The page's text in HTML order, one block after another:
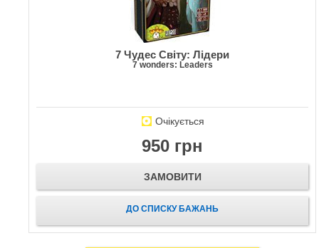
7 Чудес Світу: Лідери
7 wonders: Leaders
Очікується
950 грн
ЗАМОВИТИ
ДО СПИСКУ БАЖАНЬ